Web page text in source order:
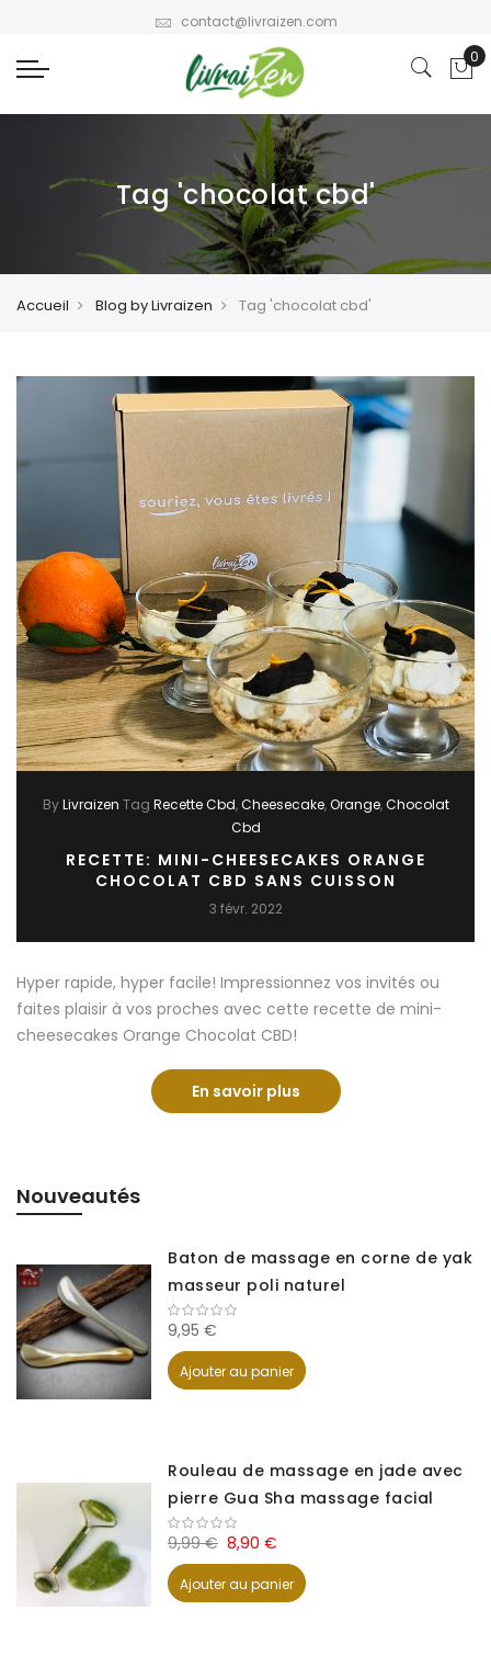
contact@livraizen.com
Tag 'chocolat cbd'
Accueil Blog by Livraizen Tag 'chocolat cbd'
ByLivraizen Tag Recette Cbd Cheesecake Orange Chocolat
Cbd
RECETTE: MINI-CHEESECAKES ORANGE
CHOCOLAT CBD SANS CUISSON
3 févr. 2022
Hyper rapide, hyper facile! Impressionnez vos invités ou
faites plaisir à vos proches avec cette recette de mini-
cheesecakes Orange Chocolat CBD!
En savoir plus Recette: Mini-
Nouveautés
Baton de massage en corne de yak
masseur poli naturel
9,95 €
Ajouter au panier
Rouleau de massage en jade avec
pierre Gua Sha massage facial
8,90 €
9,99 €
Ajouter au panier